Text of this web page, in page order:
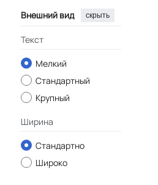
Внешний вид скрыть
Текст
Мелкий
Стандартный
Крупный
Ширина
Стандартно
Широко